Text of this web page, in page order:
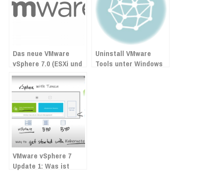
Das neue VMware
vSphere 7.0 (ESXi und
vCenter) ist da!
Uninstall VMware
Tools unter Windows
VMware vSphere 7
Update 1: Was ist